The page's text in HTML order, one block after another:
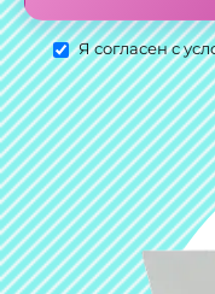
Я согласен с